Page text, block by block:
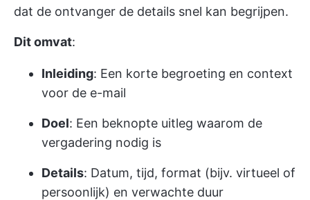
dat de ontvanger de details snel kan begrijpen.
Dit omvat:
Inleiding: Een korte begroeting en context
voor de e-mail
Doel: Een beknopte uitleg waarom de
vergadering nodig is
Details: Datum, tijd, format (bijv. virtueel of
persoonlijk) en verwachte duur